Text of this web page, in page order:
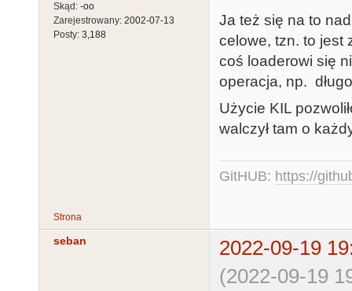
Skąd: -oo
Zarejestrowany: 2002-07-13
Posty: 3,188
Ja też się na to
celowe, tzn. to jest
coś loaderowi się
operacja, np.
Użycie KIL
walczył tam o
GitHUB: https://
Strona
seban
2022-09-19
(2022-09-19